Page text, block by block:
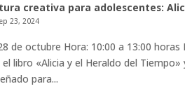
creativa para adolescentes:
23, 2024
de octubre Hora: 10:00 a 13:00
libro «Alicia y el Heraldo del
para...